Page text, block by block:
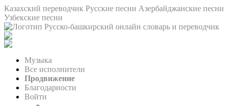
Казахский переводчик Русские песни Азербайджанские песни
Узбекские песни
Музыка
Все исполнители
Продвижение
Благодарности
Войти